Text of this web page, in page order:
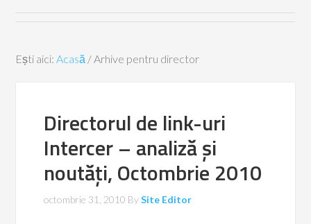
Ești aici:Acasă /Arhive pentru director
Directorul de link-uri
Intercer – analiză și
noutăți, Octombrie 2010
octombrie 31, 2010 BySite Editor